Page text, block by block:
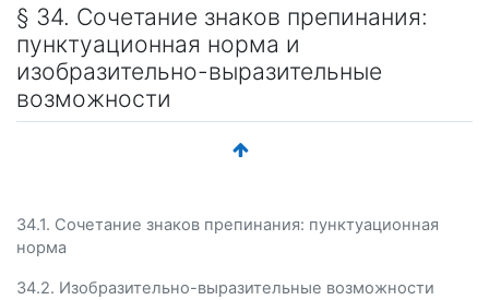
§ 34. Сочетание знаков препинания:
пунктуационная норма и
изобразительно-выразительные
возможности
34.1. Сочетание знаков препинания: пунктуационная
норма
34.2. Изобразительно-выразительные возможности